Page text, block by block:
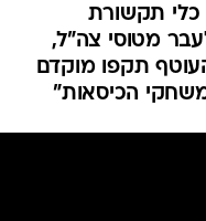
תקשורת
לעבר מטוסי צה"ל,
תקפו מוקדם
הכיסאות"